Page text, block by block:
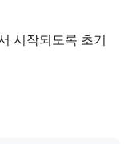
시작되도록 초기